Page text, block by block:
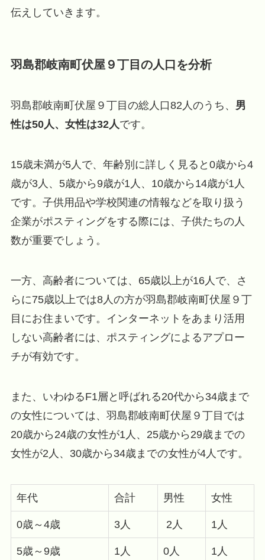
伝えしていきます。
羽島郡岐南町伏屋９丁目の人口を分析
羽島郡岐南町伏屋９丁目の総人口82人のうち、 男
性は50人、女性は32人です。
15歳未満が5人で、年齢別に詳しく見ると0歳から4
歳が3人、5歳から9歳が1人、10歳から14歳が1人
です。子供用品や学校関連の情報などを取り扱う
企業がポスティングをする際には、子供たちの人
数が重要でしょう。
一方、高齢者については、65歳以上が16人で、さ
らに75歳以上では8人の方が羽島郡岐南町伏屋９丁
目にお住まいです。インターネットをあまり活用
しない高齢者には、ポスティングによるアプロー
チが有効です。
また、いわゆるF1層と呼ばれる20代から34歳まで
の女性については、羽島郡岐南町伏屋９丁目では
20歳から24歳の女性が1人、25歳から29歳までの
女性が2人、30歳から34歳までの女性が4人です。
年代 合計 男性 女性
0歳～4歳 3人 2人 1人
5歳～9歳 1人 0人 1人